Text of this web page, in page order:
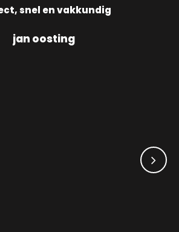
10
snel en vakkundig
jan oosting